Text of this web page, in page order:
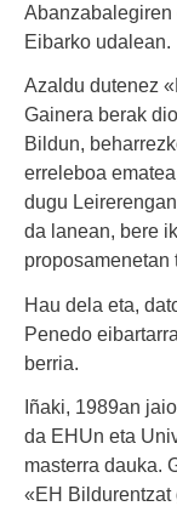
Eibarko udalean.
Azaldu dutenez
Gainera berak
Bildun,
erreleboa
dugu
da lanean, bere
proposamenetan
Hau dela eta,
Penedo
berria.
Iñaki, 1989an
da EHUn eta
masterra dauka.
«EH Bildurentzat